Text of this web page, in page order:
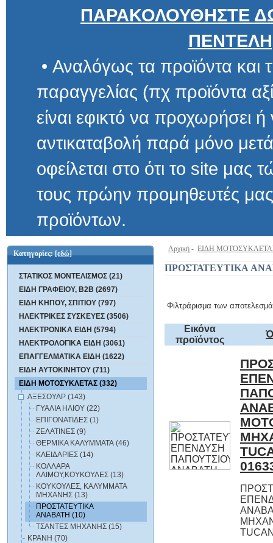
ΠΑΡΑΚΟΛΟΥΘΗΣΤΕ
• Αναλόγως τα προϊόντα και
παραγγελίας (πχ προϊόντα αξίας
είναι εφικτό να προχωρήσει ή να
αντικαταβολή παρά μόνο μετά
οφείλεται στο ότι το site μας τώρα
τους πρώην προμηθευτές μας
προϊόντων.
Κατηγορίες:[εδώ]
ΣΤΑΤΙΚΟΣ ΜΟΝΤΕΛΙΣΜΟΣ (21)
ΕΙΔΗ ΓΡΑΦΕΙΟΥ, B2B (2697)
ΕΙΔΗ ΚΗΠΟΥ, ΣΠΙΤΙΟΥ (797)
ΗΛΕΚΤΡΙΚΕΣ ΣΥΣΚΕΥΕΣ (3506)
ΗΛΕΚΤΡΟΝΙΚΑ ΕΙΔΗ (5794)
ΗΛΕΚΤΡΟΛΟΓΙΚΑ ΕΙΔΗ (3061)
ΕΠΑΓΓΕΛΜΑΤΙΚΑ ΕΙΔΗ (1622)
ΕΙΔΗ ΑΥΤΟΚΙΝΗΤΟΥ (711)
ΕΙΔΗ ΜΟΤΟΣΥΚΛΕΤΑΣ (332)
ΑΞΕΣΟΥΑΡ (143)
ΓΥΑΛΙΑ ΗΛΙΟΥ (22)
ΕΠΙΓΟΝΑΤΙΔΕΣ (1)
ΖΕΛΑΤΙΝΕΣ (9)
ΘΕΡΜΙΚΑ ΚΑΛΥΜΜΑΤΑ (46)
ΚΛΕΙΔΑΡΙΕΣ (14)
ΚΟΛΛΑΡΑ
ΛΑΙΜΟΥ,ΚΟΥΚΟΥΛΕΣ (13)
ΚΟΥΚΟΥΛΕΣ, ΚΑΛΥΜΜΑΤΑ
ΜΗΧΑΝΗΣ (13)
ΠΡΟΣΤΑΤΕΥΤΙΚΑ
AΝΑΒΑΤΗ (10)
ΤΣΑΝΤΕΣ ΜΗΧΑΝΗΣ (15)
ΚΡΑΝΗ (70)
Αρχική - ΕΙΔΗ
ΠΡΟΣΤΑΤΕΥΤΙΚΑ
Φιλτράρισμα των
Εικόνα
προϊόντος
ΑΝΑΒΑΤΗ